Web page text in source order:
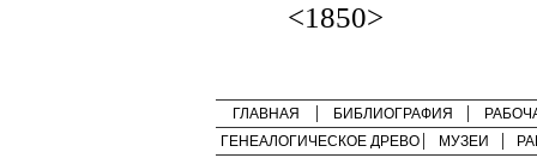
<1850>
ГЛАВНАЯ БИБЛИОГРАФИЯ
ГЕНЕАЛОГИЧЕСКОЕ ДРЕВО
МУЗЕИ